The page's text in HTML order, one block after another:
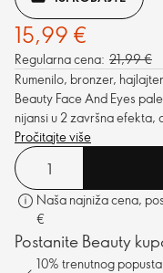
15,99 €
Regularna cena: 21,99 €
Rumenilo, bronzer,
Beauty Face And Eyes
nijansi u 2 završna efekta,
Pročitajte više
Naša najniža cena,
€
Postanite Beauty
10% trenutnog